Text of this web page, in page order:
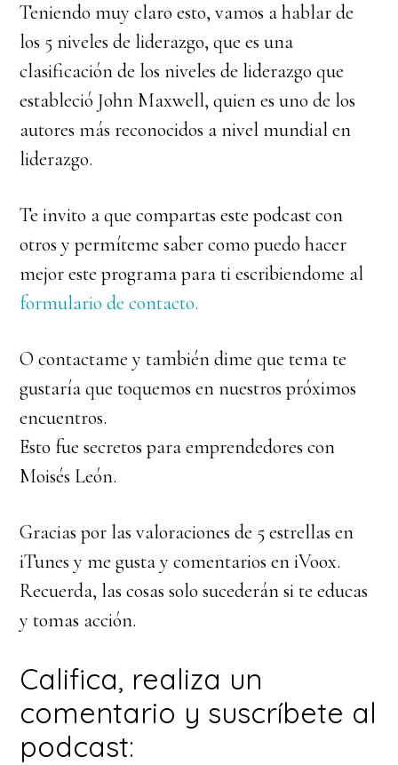
Teniendo muy claro esto, vamos a hablar de
los 5 niveles de liderazgo, que es una
clasificación de los niveles de liderazgo que
estableció John Maxwell, quien es uno de los
autores más reconocidos a nivel mundial en
liderazgo.
Te invito a que compartas este podcast con
otros y permíteme saber como puedo hacer
mejor este programa para ti escribiendome al
formulario de contacto.
O contactame y también dime que tema te
gustaría que toquemos en nuestros próximos
encuentros.
Esto fue secretos para emprendedores con
Moisés León.
Gracias por las valoraciones de 5 estrellas en
iTunes y me gusta y comentarios en iVoox.
Recuerda, las cosas solo sucederán si te educas
y tomas acción.
Califica, realiza un
comentario y suscríbete al
podcast: